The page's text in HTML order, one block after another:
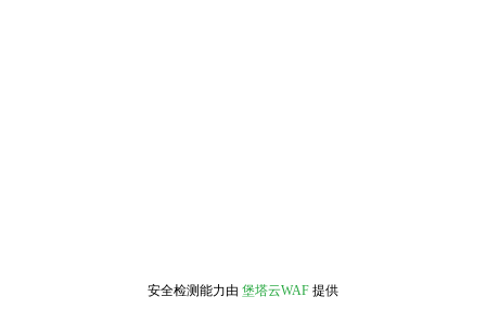
安全检测能力由 堡塔云WAF 提供